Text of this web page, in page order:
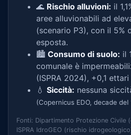
🌊 Rischio alluvioni: il
aree alluvionabili ad
(scenario P3), con il 5%
esposta.
🏙️ Consumo di suolo: il
comunale è
(ISPRA 2024), +0,1
💧 Siccità: nessuna
(Copernicus EDO, decade del
Fonti: Dipartimento Protezione Civile
ISPRA IdroGEO (rischio